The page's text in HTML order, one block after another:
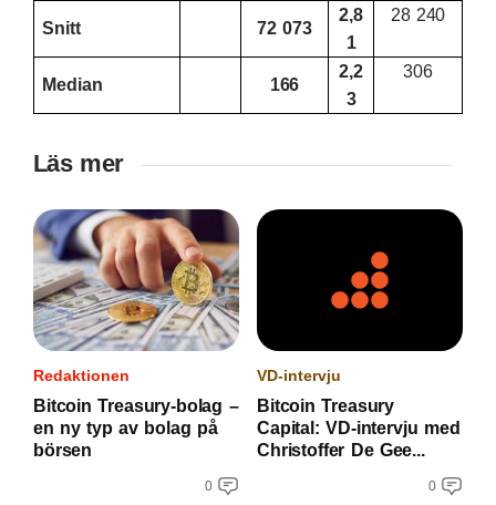
Snitt 72 073
2,8
1
28 240
Median 166
2,2
3
306
Läs mer
Redaktionen
Bitcoin Treasury-bolag –
en ny typ av bolag på
börsen
0
VD-intervju
Bitcoin Treasury
Capital: VD-intervju med
Christoffer De Gee...
0